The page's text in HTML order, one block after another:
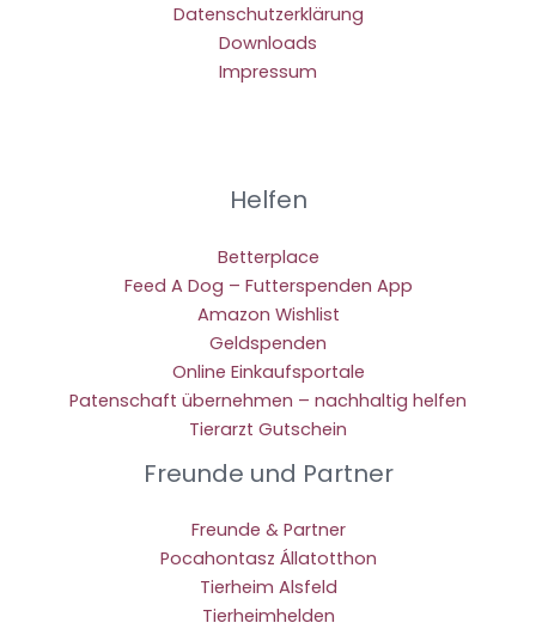
Datenschutzerklärung
Downloads
Impressum
Helfen
Betterplace
Feed A Dog – Futterspenden App
Amazon Wishlist
Geldspenden
Online Einkaufsportale
Patenschaft übernehmen – nachhaltig helfen
Tierarzt Gutschein
Freunde und Partner
Freunde & Partner
Pocahontasz Állatotthon
Tierheim Alsfeld
Tierheimhelden